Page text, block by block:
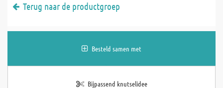
Terug naar de productgroep
Besteld samen met
Bijpassend knutselidee